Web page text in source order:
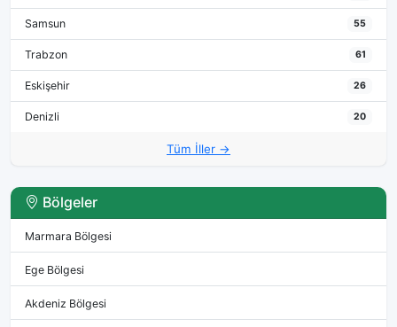
Samsun 55
Trabzon 61
Eskişehir 26
Denizli 20
Tüm İller →
Bölgeler
Marmara Bölgesi
Ege Bölgesi
Akdeniz Bölgesi